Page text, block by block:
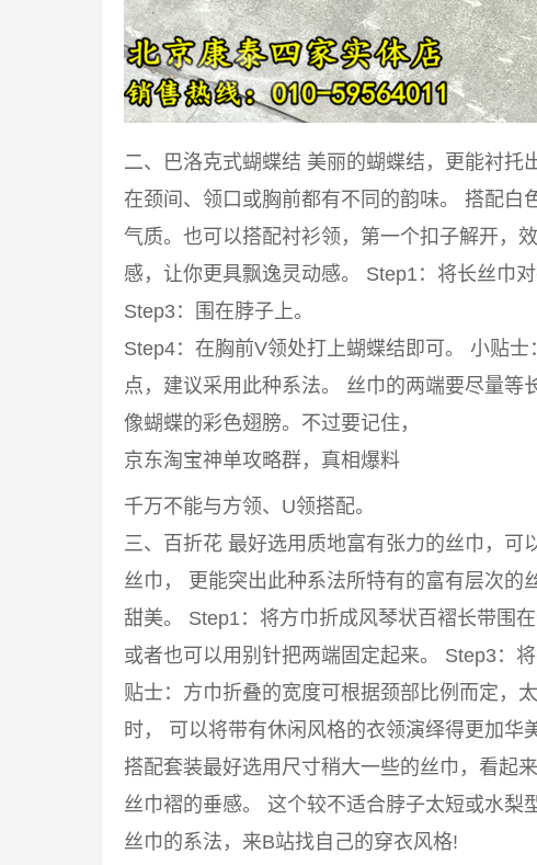
二、巴洛克式蝴蝶结 美丽的蝴蝶结，更能衬
在颈间、领口或胸前都有不同的韵味。 搭配
气质。也可以搭配衬衫领，第一个扣子解开，
感，让你更具飘逸灵动感。 Step1：将长丝巾
Step3：围在脖子上。
Step4：在胸前V领处打上蝴蝶结即可。 小贴
点，建议采用此种系法。 丝巾的两端要尽量
像蝴蝶的彩色翅膀。不过要记住，
京东淘宝神单攻略群，真相爆料
千万不能与方领、U领搭配。
三、百折花 最好选用质地富有张力的丝巾，
丝巾， 更能突出此种系法所特有的富有层次
甜美。 Step1：将方巾折成风琴状百褶长带围
或者也可以用别针把两端固定起来。 Step3：
贴士：方巾折叠的宽度可根据颈部比例而定，
时， 可以将带有休闲风格的衣领演绎得更加华
搭配套装最好选用尺寸稍大一些的丝巾，看起
丝巾褶的垂感。 这个较不适合脖子太短或水梨
丝巾的系法，来B站找自己的穿衣风格!